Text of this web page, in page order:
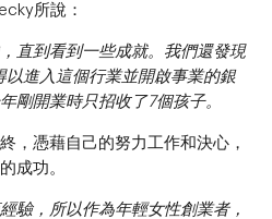
所說：
直到看到一些成就。我們還發現
以進入這個行業並開啟事業的銀
剛開業時只招收了7個孩子。
，憑藉自己的努力工作和決心，
成功。
驗，所以作為年輕女性創業者，